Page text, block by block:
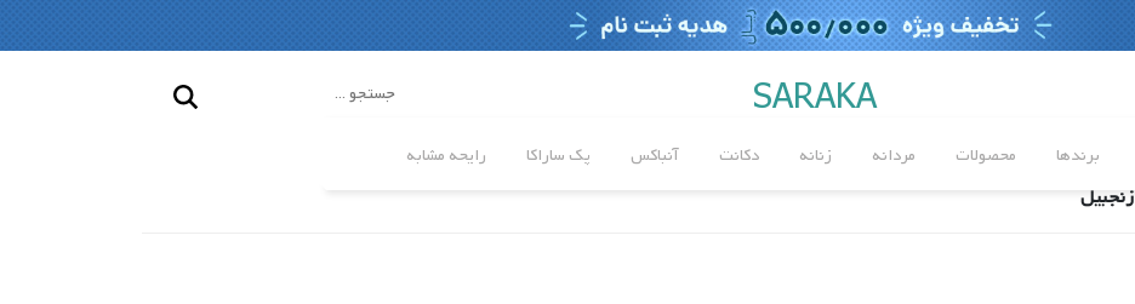
SARAKA
برندها محصولات مردانه زنانه دکانت آنباکس پک ساراکا رایحه مشابه
زنجبیل